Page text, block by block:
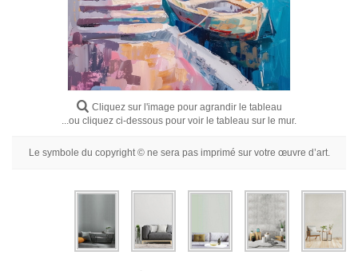
Cliquez sur l'image pour agrandir le tableau
...ou cliquez ci-dessous pour voir le tableau sur le mur.
Le symbole du copyright © ne sera pas imprimé sur votre œuvre d’art.